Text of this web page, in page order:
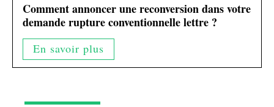
Comment annoncer une reconversion dans votre
demande rupture conventionnelle lettre ?
En savoir plus